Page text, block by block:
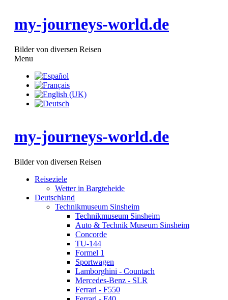
my-journeys-world.de
Bilder von diversen Reisen
Menu
Wetter in Bargteheide
Deutschland
Technikmuseum Sinsheim
Technikmuseum Sinsheim
TU-144
Formel 1
Lamborghini - Countach
Ferrari - F550
Ferrari - F40
Ferrari - F50
Technikmuseum Speyer
Technikmuseum Speyer
Boing 747-230
MI-24 HIND
F-4 Phantom
F-15 Eagle
Olympiapark München
Allianz-Arena München
Point alpha
my-journeys-world.de
Bilder von diversen Reisen
Reiseziele
Wetter in Bargteheide
Deutschland
Technikmuseum Sinsheim
Technikmuseum Sinsheim
Auto & Technik Museum Sinsheim
Concorde
TU-144
Formel 1
Sportwagen
Lamborghini - Countach
Mercedes-Benz - SLR
Ferrari - F550